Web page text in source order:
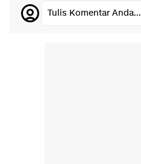
Tulis Komentar Anda...